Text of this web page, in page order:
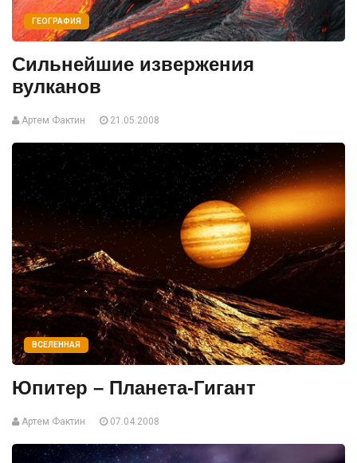
ГЕОГРАФИЯ
Сильнейшие извержения
вулканов
Артем Фактин 21.05.2008
ВСЕЛЕННАЯ
Юпитер – Планета-Гигант
Артем Фактин 07.04.2008